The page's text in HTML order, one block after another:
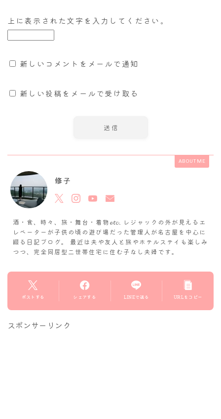
上に表示された文字を入力してください。
新しいコメントをメールで通知
新しい投稿をメールで受け取る
ABOUT ME
修子
酒・食、時々、旅・舞台・着物𝓮𝓽𝓬. レジャックの外が見えるエ
レベーターが子供の頃の遊び場だった管理人が名古屋を中心に
綴る日記ブログ。 最近は夫や友人と旅やホテルステイも楽しみ
つつ、完全同居型二世帯住宅に住む子なし夫婦です。
ポストする シェアする LINEで送る URLをコピー
スポンサーリンク